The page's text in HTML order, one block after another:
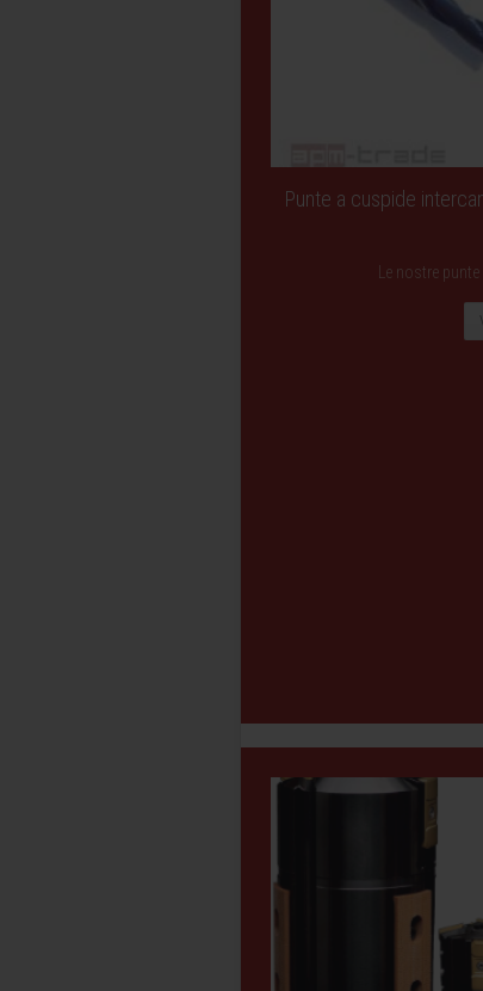
Punte a cuspide
Le nostre